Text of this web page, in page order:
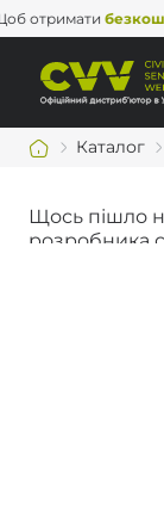
Щоб отримати
Каталог
Щось пішло
розробника